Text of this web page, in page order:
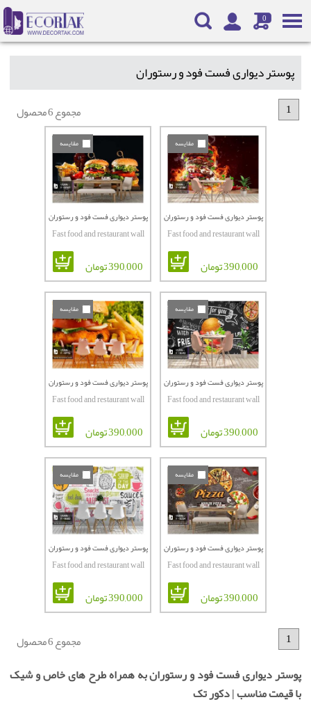
0
پوستر دیواری فست فود و رستوران
1 مجموع 6 محصول
مقایسه
پوستر دیواری فست فود و رستوران
کدF-6188
Fast food and restaurant wall
poster codeF-6188
390,000 تومان
مقایسه
پوستر دیواری فست فود و رستوران
کدF-6161
Fast food and restaurant wall
poster codeF-6161 e
390,000 تومان
مقایسه
پوستر دیواری فست فود و رستوران
کدF-6542
Fast food and restaurant wall
poster codeF-6542
390,000 تومان
مقایسه
پوستر دیواری فست فود و رستوران
کدF-6115
Fast food and restaurant wall
poster codeF-6161F-6115
390,000 تومان
مقایسه
پوستر دیواری فست فود و رستوران
کدF-6254
Fast food and restaurant wall
poster codeF-6254
390,000 تومان
مقایسه
پوستر دیواری فست فود و رستوران
کدF-6683
Fast food and restaurant wall
poster codeF-6683
390,000 تومان
1 مجموع 6 محصول
پوستر دیواری فست فود و رستوران به همراه طرح های خاص و شیک
با قیمت مناسب | دکور تک